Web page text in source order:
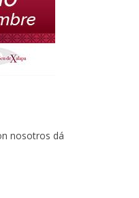
nosotros dá